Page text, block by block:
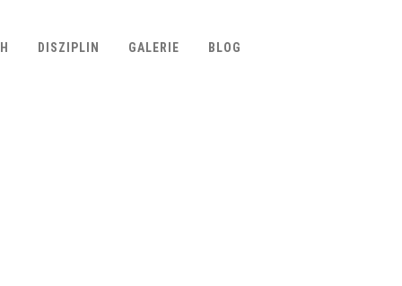
DISZIPLIN GALERIE BLOG